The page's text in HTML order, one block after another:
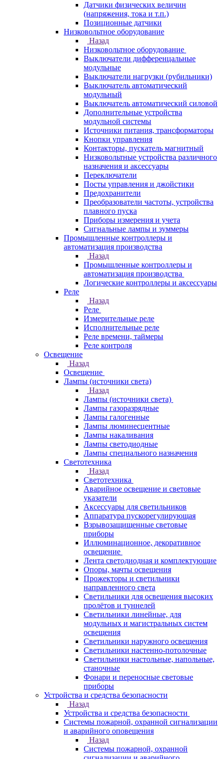
Датчики физических величин
(напряжения, тока и т.п.)
Позиционные датчики
Низковольтное оборудование
Назад
Низковольтное оборудование
Выключатели дифференцальные
модульные
Выключатели нагрузки (рубильники)
Выключатель автоматический
модульный
Выключатель автоматический силовой
Дополнительные устройства
модульной системы
Источники питания, трансформаторы
Кнопки управления
Контакторы, пускатель магнитный
Низковольтные устройства различного
назначения и аксессуары
Переключатели
Посты управления и джойстики
Предохранители
Преобразователи частоты, устройства
плавного пуска
Приборы измерения и учета
Сигнальные лампы и зуммеры
Промышленные контроллеры и
автоматизация производства
Назад
Промышленные контроллеры и
автоматизация производства
Логические контроллеры и аксессуары
Реле
Назад
Реле
Измерительные реле
Исполнительные реле
Реле времени, таймеры
Реле контроля
Освещение
Назад
Освещение
Лампы (источники света)
Назад
Лампы (источники света)
Лампы газоразрядные
Лампы галогенные
Лампы люминесцентные
Лампы накаливания
Лампы светодиодные
Лампы специального назначения
Светотехника
Назад
Светотехника
Аварийное освещение и световые
указатели
Аксессуары для светильников
Аппаратура пускорегулирующая
Взрывозащищенные световые
приборы
Иллюминационное, декоративное
освещение
Лента светодиодная и комплектующие
Опоры, мачты освещения
Прожекторы и светильники
направленного света
Светильники для освещения высоких
пролётов и туннелей
Светильники линейные, для
модульных и магистральных систем
освещения
Светильники наружного освещения
Светильники настенно-потолочные
Светильники настольные, напольные,
станочные
Фонари и переносные световые
приборы
Устройства и средства безопасности
Назад
Устройства и средства безопасности
Системы пожарной, охранной сигнализации
и аварийного оповещения
Назад
Системы пожарной, охранной